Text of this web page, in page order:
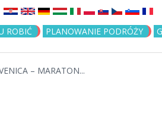
to navigation
ROBIĆ PLANOWANIE PODRÓŻY
– MARATON...